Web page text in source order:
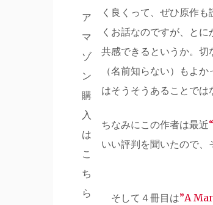
ア
マ
ゾ
ン
購
入
は
こ
ち
ら
く良くって、ぜひ原作
くお話なのですが、と
共感できるというか。
（名前知らない）もよ
はそうそうあることでは
ちなみにこの作者は最近
いい評判を聞いたので、
そして４冊目は”A